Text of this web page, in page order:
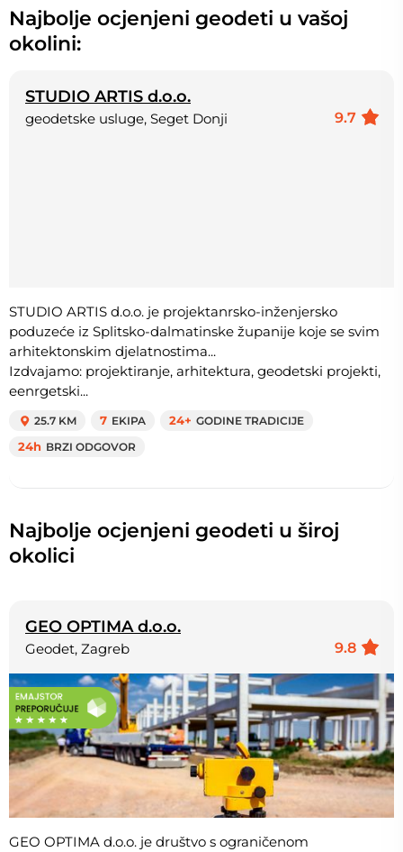
Najbolje ocjenjeni geodeti u vašoj
okolini:
STUDIO ARTIS d.o.o.
9.7
geodetske usluge, Seget Donji
STUDIO ARTIS d.o.o. je projektanrsko-inženjersko
poduzeće iz Splitsko-dalmatinske županije koje se svim
arhitektonskim djelatnostima...
Izdvajamo: projektiranje, arhitektura, geodetski projekti,
eenrgetski...
25.7 KM 7 EKIPA 24+ GODINE TRADICIJE
24h BRZI ODGOVOR
Najbolje ocjenjeni geodeti u široj
okolici
GEO OPTIMA d.o.o.
9.8
Geodet, Zagreb
GEO OPTIMA d.o.o. je društvo s ograničenom